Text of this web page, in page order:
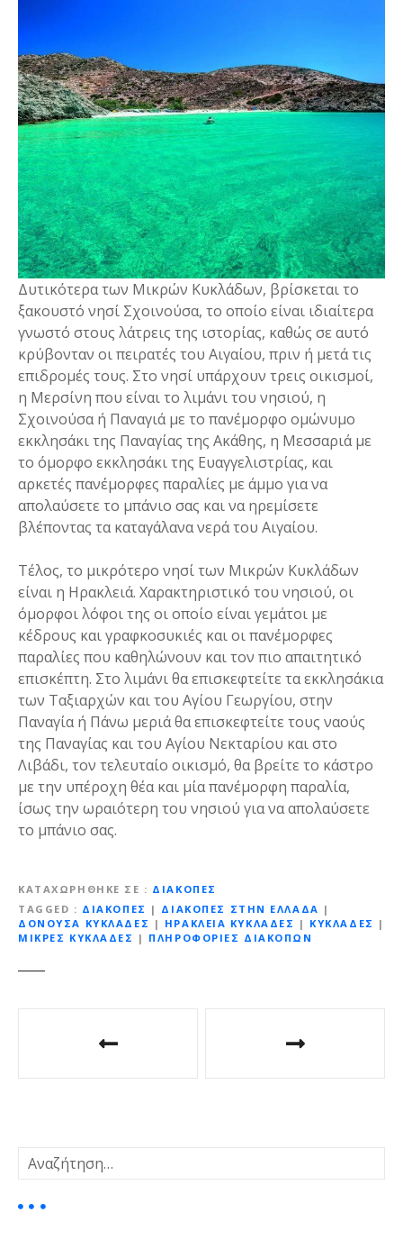
Δυτικότερα των Μικρών Κυκλάδων, βρίσκεται το
ξακουστό νησί Σχοινούσα, το οποίο είναι ιδιαίτερα
γνωστό στους λάτρεις της ιστορίας, καθώς σε αυτό
κρύβονταν οι πειρατές του Αιγαίου, πριν ή μετά τις
επιδρομές τους. Στο νησί υπάρχουν τρεις οικισμοί,
η Μερσίνη που είναι το λιμάνι του νησιού, η
Σχοινούσα ή Παναγιά με το πανέμορφο ομώνυμο
εκκλησάκι της Παναγίας της Ακάθης, η Μεσσαριά με
το όμορφο εκκλησάκι της Ευαγγελιστρίας, και
αρκετές πανέμορφες παραλίες με άμμο για να
απολαύσετε το μπάνιο σας και να ηρεμίσετε
βλέποντας τα καταγάλανα νερά του Αιγαίου.
Τέλος, το μικρότερο νησί των Μικρών Κυκλάδων
είναι η Ηρακλειά. Χαρακτηριστικό του νησιού, οι
όμορφοι λόφοι της οι οποίο είναι γεμάτοι με
κέδρους και γραφκοσυκιές και οι πανέμορφες
παραλίες που καθηλώνουν και τον πιο απαιτητικό
επισκέπτη. Στο λιμάνι θα επισκεφτείτε τα εκκλησάκια
των Ταξιαρχών και του Αγίου Γεωργίου, στην
Παναγία ή Πάνω μεριά θα επισκεφτείτε τους ναούς
της Παναγίας και του Αγίου Νεκταρίου και στο
Λιβάδι, τον τελευταίο οικισμό, θα βρείτε το κάστρο
με την υπέροχη θέα και μία πανέμορφη παραλία,
ίσως την ωραιότερη του νησιού για να απολαύσετε
το μπάνιο σας.
ΚΑΤΑΧΩΡΉΘΗΚΕ ΣΕ
ΔΙΑΚΟΠΈΣ
TAGGED
ΔΙΑΚΟΠΕΣ | ΔΙΑΚΟΠΕΣ ΣΤΗΝ ΕΛΛΑΔΑ |
ΔΟΝΟΥΣΑ ΚΥΚΛΑΔΕΣ | ΗΡΑΚΛΕΙΑ ΚΥΚΛΑΔΕΣ | ΚΥΚΛΑΔΕΣ |
ΜΙΚΡΕΣ ΚΥΚΛΑΔΕΣ | ΠΛΗΡΟΦΟΡΙΕΣ ΔΙΑΚΟΠΩΝ
γ
η
ζ